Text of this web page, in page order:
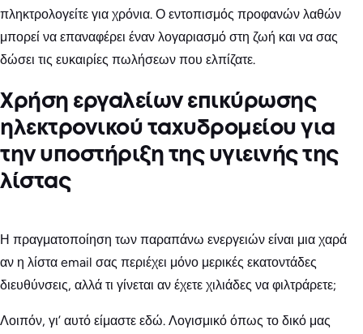
πληκτρολογείτε για χρόνια. Ο εντοπισμός προφανών λαθών
μπορεί να επαναφέρει έναν λογαριασμό στη ζωή και να σας
δώσει τις ευκαιρίες πωλήσεων που ελπίζατε.
Χρήση εργαλείων επικύρωσης
ηλεκτρονικού ταχυδρομείου για
την υποστήριξη της υγιεινής της
λίστας
Η πραγματοποίηση των παραπάνω ενεργειών είναι μια χαρά
αν η λίστα email σας περιέχει μόνο μερικές εκατοντάδες
διευθύνσεις, αλλά τι γίνεται αν έχετε χιλιάδες να φιλτράρετε;
Λοιπόν, γι’ αυτό είμαστε εδώ. Λογισμικό όπως το δικό μας